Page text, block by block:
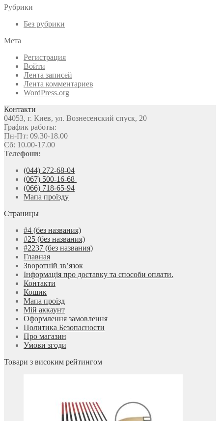
Рубрики
Без рубрики
Мета
Регистрация
Войти
Лента записей
Лента комментариев
WordPress.org
Контакти
04053, г. Киев, ул. Вознесенский спуск, 20
График работы:
Пн-Пт: 09.30-18.00
Сб: 10.00-17.00
Телефони:
(044) 272-68-04
(067) 500-16-68
(066) 718-65-94
Мапа проїзду
Страницы
#4 (без названия)
#25 (без названия)
#2237 (без названия)
Главная
Зворотній зв’язок
Інформація про доставку та способи оплати.
Контакти
Кошик
Мапа проїзд
Мій аккаунт
Оформлення замовлення
Политика Безопасности
Про магазин
Умови згоди
Товари з високим рейтингом